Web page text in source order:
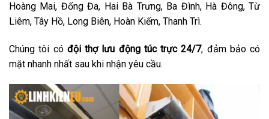
Hoàng Mai, Đống Đa, Hai Bà Trưng, Ba Đình, Hà Đông, Từ
Liêm, Tây Hồ, Long Biên, Hoàn Kiếm, Thanh Trì.
Chúng tôi có đội thợ lưu động túc trực 24/7, đảm bảo có
mặt nhanh nhất sau khi nhận yêu cầu.